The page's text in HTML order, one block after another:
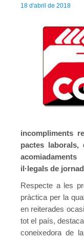
Convenis
Activitats
Conveni
Conveni
Conveni
Entitats de crèdit
Conveni
Tablas
Conveni
Conveni
Conveni
Eleccions Sindicals
18 d'abril de 2018
incompliments
pactes laborals,
il·legals de
Respecte a les
pràctica per la
en reiterades
tot el país,
coneixedora de